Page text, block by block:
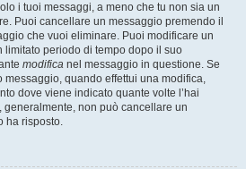
i tuoi messaggi, a meno che tu non sia un
Puoi cancellare un messaggio premendo il
che vuoi eliminare. Puoi modificare un
limitato periodo di tempo dopo il suo
modifica nel messaggio in questione. Se
quando effettui una modifica,
dove viene indicato quante volte l’hai
non può cancellare un
ha risposto.